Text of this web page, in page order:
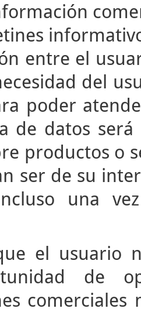
entre el
del
poder
de datos
productos o
ser de su
una
el usuario
de